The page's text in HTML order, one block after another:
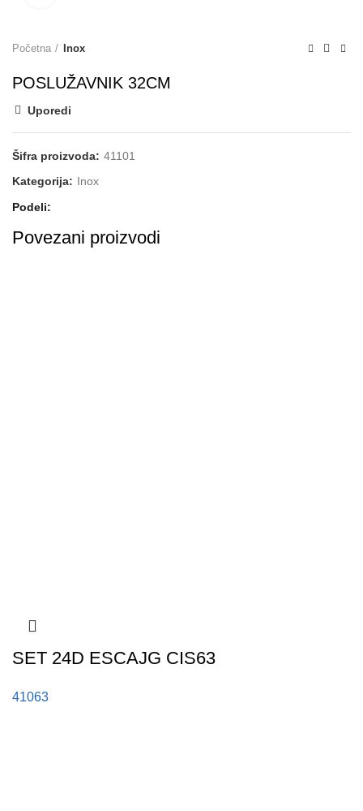
Početna Inox
POSLUŽAVNIK 32CM
Uporedi
Šifra proizvoda: 41101
Kategorija: Inox
Podeli
Povezani proizvodi
SET 24D ESCAJG CIS63
41063